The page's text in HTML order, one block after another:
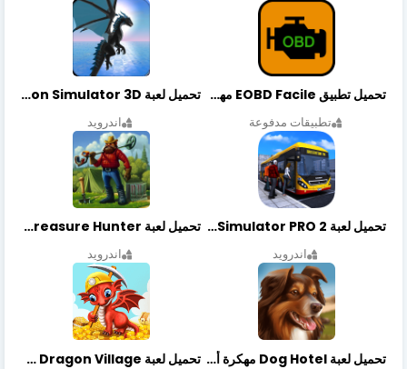
تحميل تطبيق EOBD Facile مهكر أخر إصدار
تطبيقات مدفوعة
تحميل لعبة Dragon Simulator 3D مهكرة أخر إصدار
اندرويد
تحميل لعبة Bus Simulator PRO 2 مهكرة أخر إصدار
اندرويد
تحميل لعبة Treasure Hunter مهكرة أخر إصدار
اندرويد
تحميل لعبة Dog Hotel مهكرة أخر إصدار تحميل لعبة Dragon Village مهكرة أخر إصدار